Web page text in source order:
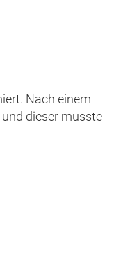
Nach einem
dieser musste